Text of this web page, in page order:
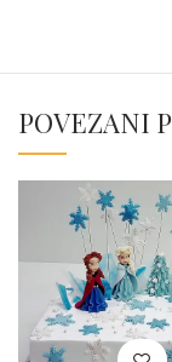
POVEZANI